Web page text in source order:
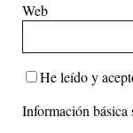
Web
He leído y
Información básica